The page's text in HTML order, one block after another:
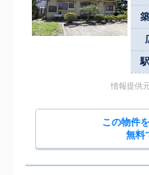
情報提供
この物件
無料